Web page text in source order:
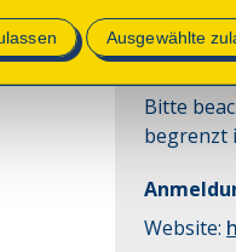
Ausgewählte
Klosters.
Hinweise
Bitte
begrenzt
Website: